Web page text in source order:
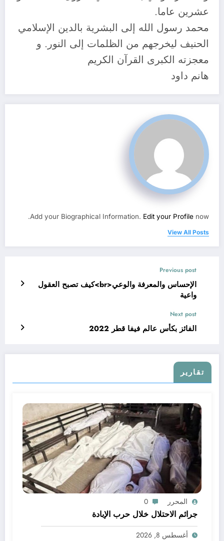
عشرين عاما.
محمد رسول الله إلى البشرية بالدين الإسلامي
الحنيف ليخرجهم من الظلمات إلى النور. و
معجزته الكبرى القرآن الكريم
هانم داود
Add your Biographical Information. Edit your Profile now.
View All Posts
Previous post
الإحساس والمعرفة والوعي<br>كيف تصبح العقول
واعية
Next post
الفائز بكأس عالم فيفا قطر 2022
تقارير
المحرر 0
جرائم الاحتلال خلال حرب الإبادة
أغسطس 8, 2026